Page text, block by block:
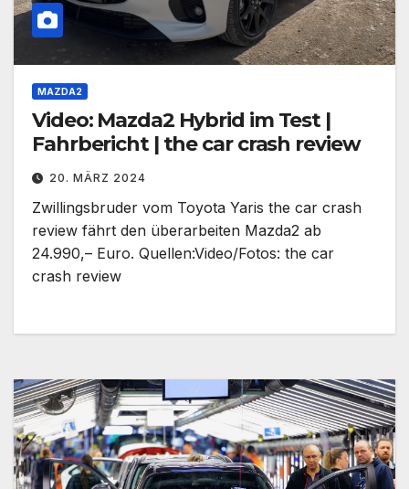
MAZDA2
Video: Mazda2 Hybrid im Test |
Fahrbericht | the car crash review
20. MÄRZ 2024
Zwillingsbruder vom Toyota Yaris the car crash
review fährt den überarbeiten Mazda2 ab
24.990,– Euro. Quellen:Video/Fotos: the car
crash review